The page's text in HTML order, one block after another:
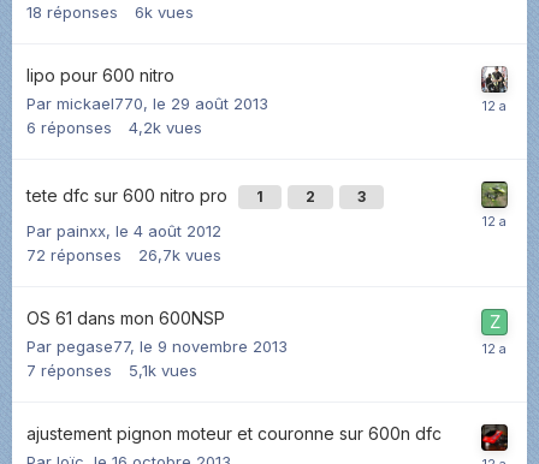
18 réponses 6k vues
lipo pour 600 nitro
Par mickael770, le 29 août 2013
6 réponses 4,2k vues
tete dfc sur 600 nitro pro 1 2 3
Par painxx, le 4 août 2012
72 réponses 26,7k vues
OS 61 dans mon 600NSP
Par pegase77, le 9 novembre 2013
7 réponses 5,1k vues
ajustement pignon moteur et couronne sur 600n dfc